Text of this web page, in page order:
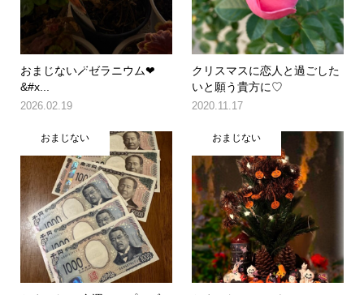
おまじない🪄ゼラニウム❤
&#x...
2026.02.19
クリスマスに恋人と過ごした
いと願う貴方に♡
2020.11.17
おまじない おまじない